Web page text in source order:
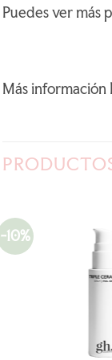
Puedes ver más
Más información
-10%